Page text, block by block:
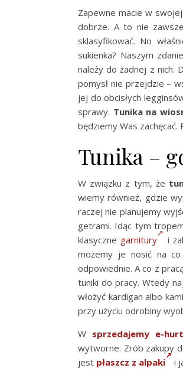
Zapewne macie w
dobrze. A to nie
sklasyfikować. No
sukienka? Naszym
należy do żadnej z nich.
pomysł nie przejdzie –
jej do obcisłych
sprawy. Tunika na
będziemy Was
Tunika –
W związku z tym, że
wiemy również, gdzie
raczej nie planujemy
getrami. Idąc tym
klasyczne garnitury i
możemy je nosić na
odpowiednie. A co z
tuniki do pracy. Wtedy
włożyć kardigan albo
przy użyciu odrobiny
W sprzedajemy e-
wytworne. Zrób zakupy
jest płaszcz z alpaki i